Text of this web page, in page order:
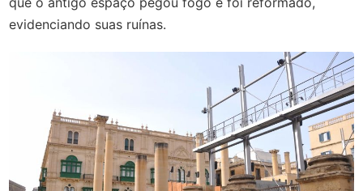
evidenciando suas ruínas.